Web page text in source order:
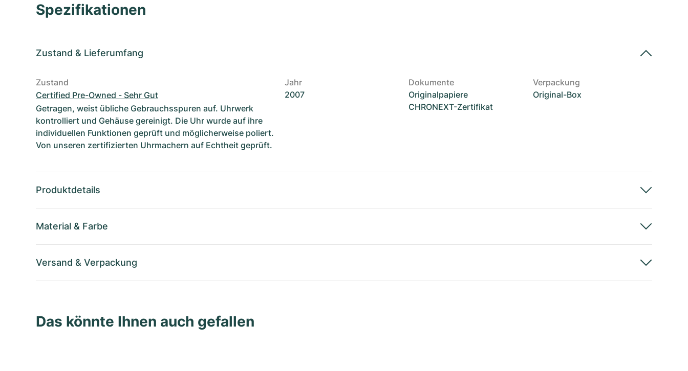
Spezifikationen
Zustand & Lieferumfang
Zustand
Certified Pre-Owned - Sehr Gut
Getragen, weist übliche Gebrauchsspuren auf. Uhrwerk
kontrolliert und Gehäuse gereinigt. Die Uhr wurde auf ihre
individuellen Funktionen geprüft und möglicherweise poliert.
Von unseren zertifizierten Uhrmachern auf Echtheit geprüft.
Jahr
2007
Dokumente
Originalpapiere
CHRONEXT-Zertifikat
Verpackung
Original-Box
Produktdetails
Material & Farbe
Versand & Verpackung
Das könnte Ihnen auch gefallen